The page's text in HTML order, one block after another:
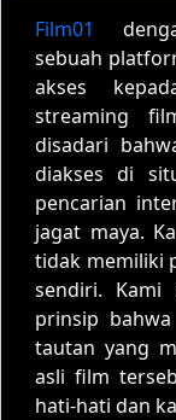
Film01
sebuah
akses
streaming
disadari
diakses di
pencarian
jagat maya.
tidak memiliki
sendiri. Kami
prinsip
tautan yang
asli film
hati-hati dan